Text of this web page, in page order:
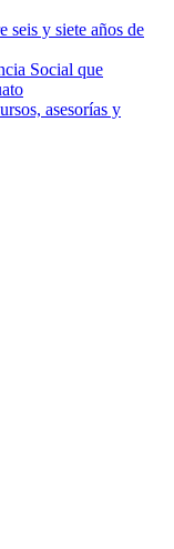
seis y siete años de
Social que
asesorías y